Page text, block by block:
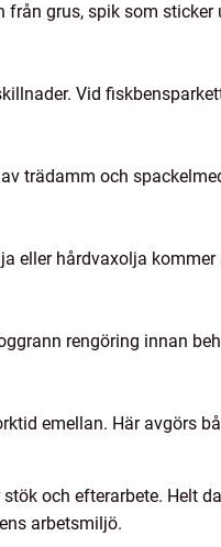
från grus, spik som sticker
Vid
trädamm och
eller hårdvaxolja kommer
rengöring innan
emellan. Här avgörs
och efterarbete. Helt
arbetsmiljö.